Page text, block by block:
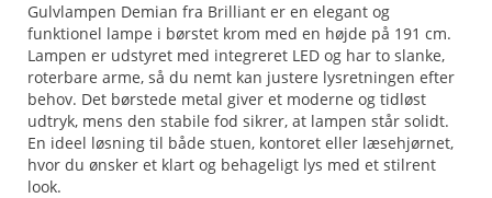
Gulvlampen Demian fra Brilliant er en elegant og
funktionel lampe i børstet krom med en højde på 191 cm.
Lampen er udstyret med integreret LED og har to slanke,
roterbare arme, så du nemt kan justere lysretningen efter
behov. Det børstede metal giver et moderne og tidløst
udtryk, mens den stabile fod sikrer, at lampen står solidt.
En ideel løsning til både stuen, kontoret eller læsehjørnet,
hvor du ønsker et klart og behageligt lys med et stilrent
look.